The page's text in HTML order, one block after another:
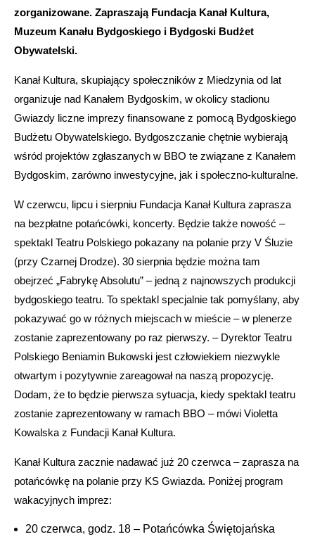
zorganizowane. Zapraszają Fundacja Kanał Kultura,
Muzeum Kanału Bydgoskiego i Bydgoski Budżet
Obywatelski.
Kanał Kultura, skupiający społeczników z Miedzynia od lat
organizuje nad Kanałem Bydgoskim, w okolicy stadionu
Gwiazdy liczne imprezy finansowane z pomocą Bydgoskiego
Budżetu Obywatelskiego. Bydgoszczanie chętnie wybierają
wśród projektów zgłaszanych w BBO te związane z Kanałem
Bydgoskim, zarówno inwestycyjne, jak i społeczno-kulturalne.
W czerwcu, lipcu i sierpniu Fundacja Kanał Kultura zaprasza
na bezpłatne potańcówki, koncerty. Będzie także nowość –
spektakl Teatru Polskiego pokazany na polanie przy V Śluzie
(przy Czarnej Drodze). 30 sierpnia będzie można tam
obejrzeć „Fabrykę Absolutu” – jedną z najnowszych produkcji
bydgoskiego teatru. To spektakl specjalnie tak pomyślany, aby
pokazywać go w różnych miejscach w mieście – w plenerze
zostanie zaprezentowany po raz pierwszy. – Dyrektor Teatru
Polskiego Beniamin Bukowski jest człowiekiem niezwykle
otwartym i pozytywnie zareagował na naszą propozycję.
Dodam, że to będzie pierwsza sytuacja, kiedy spektakl teatru
zostanie zaprezentowany w ramach BBO – mówi Violetta
Kowalska z Fundacji Kanał Kultura.
Kanał Kultura zacznie nadawać już 20 czerwca – zaprasza na
potańcówkę na polanie przy KS Gwiazda. Poniżej program
wakacyjnych imprez:
20 czerwca, godz. 18 – Potańcówka Świętojańska